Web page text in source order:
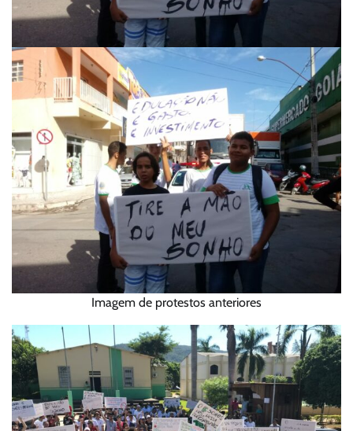
Imagem de protestos anteriores